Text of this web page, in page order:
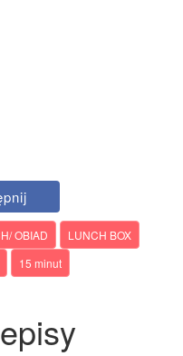
OBIAD
LUNCH BOX
15 minut